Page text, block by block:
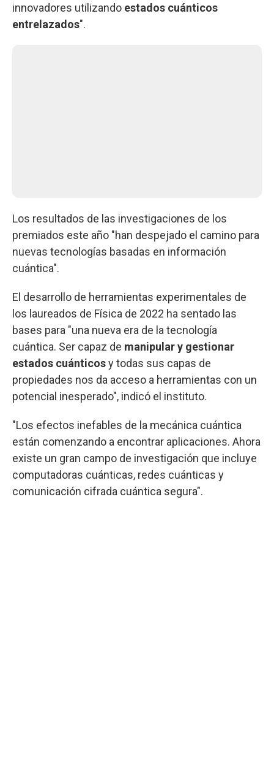
innovadores utilizando estados cuánticos
entrelazados".
Los resultados de las investigaciones de los
premiados este año "han despejado el camino para
nuevas tecnologías basadas en información
cuántica".
El desarrollo de herramientas experimentales de
los laureados de Física de 2022 ha sentado las
bases para "una nueva era de la tecnología
cuántica. Ser capaz de manipular y gestionar
estados cuánticosy todas sus capas de
propiedades nos da acceso a herramientas con un
potencial inesperado", indicó el instituto.
"Los efectos inefables de la mecánica cuántica
están comenzando a encontrar aplicaciones. Ahora
existe un gran campo de investigación que incluye
computadoras cuánticas, redes cuánticas y
comunicación cifrada cuántica segura".